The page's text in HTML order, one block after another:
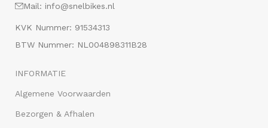
Mail: info@snelbikes.nl
KVK Nummer: 91534313
BTW Nummer: NL004898311B28
INFORMATIE
Algemene Voorwaarden
Bezorgen & Afhalen